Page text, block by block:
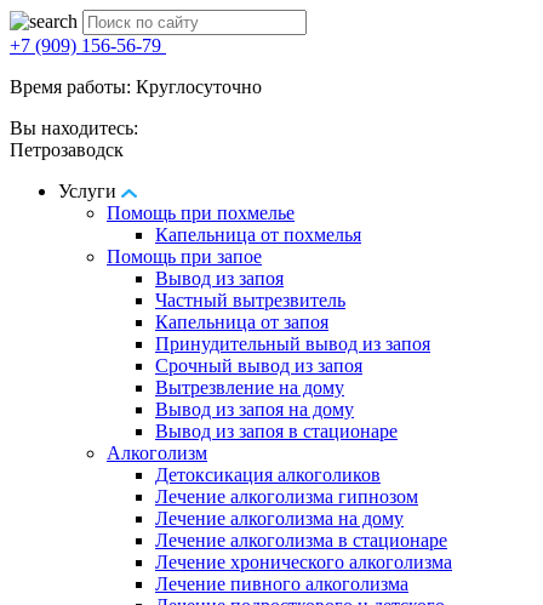
+7 (909) 156-56-79
Время работы: Круглосуточно
Вы находитесь:
Петрозаводск
Услуги
Помощь при похмелье
Капельница от похмелья
Помощь при запое
Вывод из запоя
Частный вытрезвитель
Капельница от запоя
Принудительный вывод из запоя
Срочный вывод из запоя
Вытрезвление на дому
Вывод из запоя на дому
Вывод из запоя в стационаре
Алкоголизм
Детоксикация алкоголиков
Лечение алкоголизма гипнозом
Лечение алкоголизма на дому
Лечение алкоголизма в стационаре
Лечение хронического алкоголизма
Лечение пивного алкоголизма